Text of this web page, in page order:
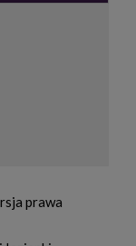
prawa